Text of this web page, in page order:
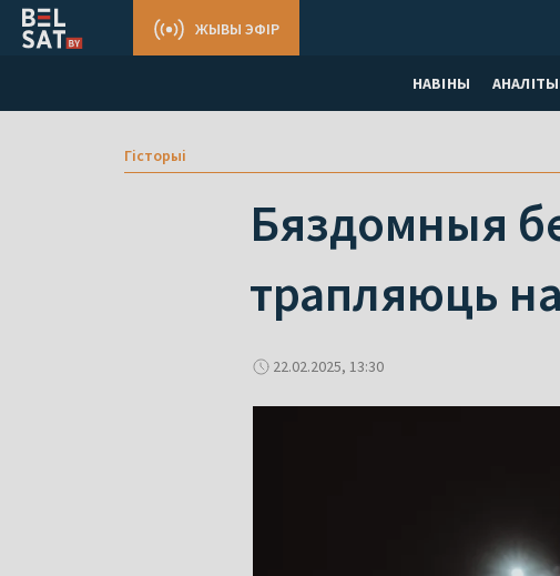
НАВІНЫ
ЖЫВЫ ЭФІР
Гісторыі
Бяздомныя
трапляюць на
22.02.2025, 13:30